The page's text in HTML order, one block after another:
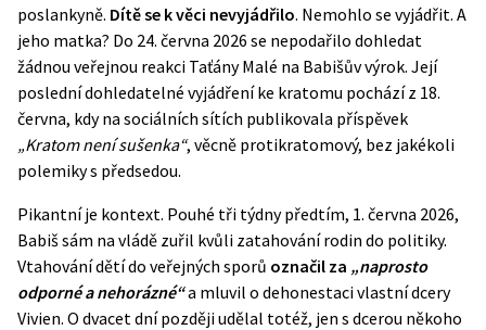
poslankyně. Dítě se k věci nevyjádřilo. Nemohlo se vyjádřit. A
jeho matka? Do 24. června 2026 se nepodařilo dohledat
žádnou veřejnou reakci Taťány Malé na Babišův výrok. Její
poslední dohledatelné vyjádření ke kratomu pochází z 18.
června, kdy na sociálních sítích publikovala příspěvek
„Kratom není sušenka“, věcně protikratomový, bez jakékoli
polemiky s předsedou.
Pikantní je kontext. Pouhé tři týdny předtím, 1. června 2026,
Babiš sám na vládě zuřil kvůli zatahování rodin do politiky.
Vtahování dětí do veřejných sporů označil za „naprosto
odporné a nehorázné“a mluvil o dehonestaci vlastní dcery
Vivien. O dvacet dní později udělal totéž, jen s dcerou někoho